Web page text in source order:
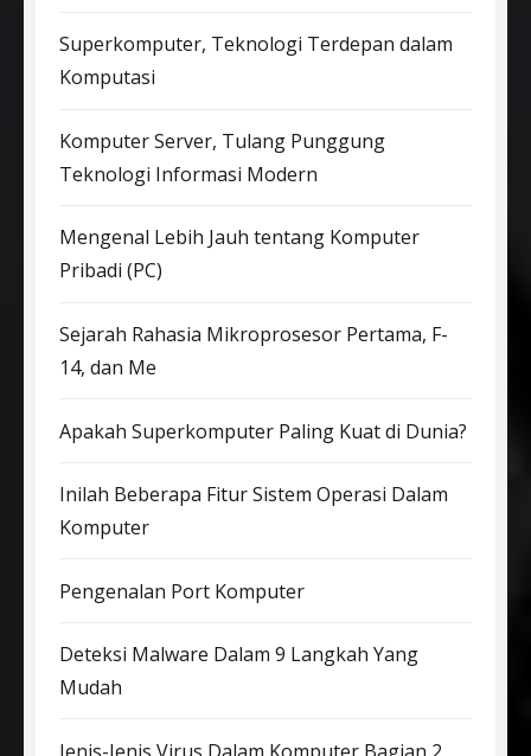
Superkomputer, Teknologi Terdepan dalam
Komputasi
Komputer Server, Tulang Punggung
Teknologi Informasi Modern
Mengenal Lebih Jauh tentang Komputer
Pribadi (PC)
Sejarah Rahasia Mikroprosesor Pertama, F-
14, dan Me
Apakah Superkomputer Paling Kuat di Dunia?
Inilah Beberapa Fitur Sistem Operasi Dalam
Komputer
Pengenalan Port Komputer
Deteksi Malware Dalam 9 Langkah Yang
Mudah